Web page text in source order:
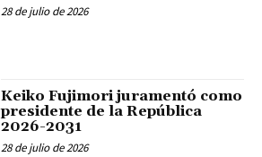
28 de julio de 2026
Keiko Fujimori juramentó como
presidente de la República
2026-2031
28 de julio de 2026